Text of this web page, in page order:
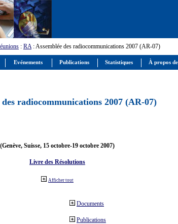
: RA: Assemblée des radiocommunications 2007 (AR-07)
des radiocommunications 2007 (AR-07)
(Genève, Suisse, 15 octobre-19 octobre 2007)
Livre des Résolutions
Afficher tout
Documents
Publications
Evénements Publications Statistiques À propos